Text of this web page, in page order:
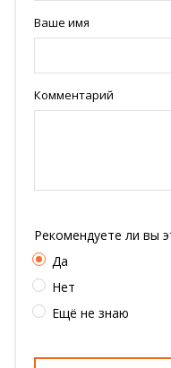
Ваше имя
Комментарий
Рекомендуете ли вы
Да
Нет
Ещё не знаю